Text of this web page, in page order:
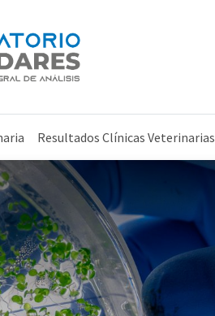
Resultados Clínicas Veterinarias